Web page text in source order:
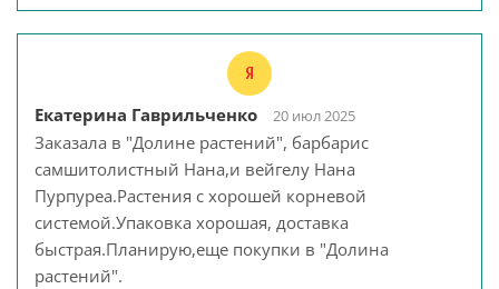
Екатерина Гаврильченко 20 июл 2025
Заказала в "Долине растений", барбарис
самшитолистный Нана,и вейгелу Нана
Пурпуреа.Растения с хорошей корневой
системой.Упаковка хорошая, доставка
быстрая.Планирую,еще покупки в "Долина
растений".